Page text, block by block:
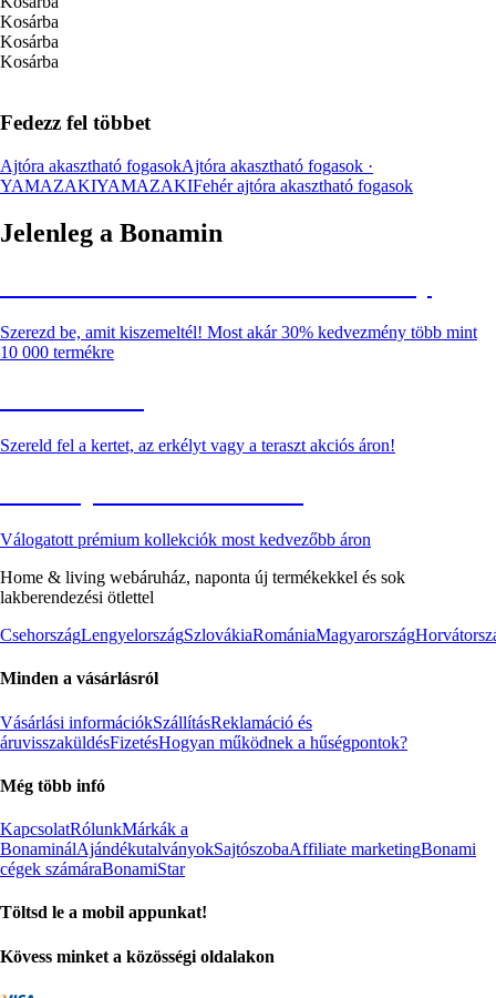
Kosárba
Kosárba
Kosárba
Fedezz fel többet
Ajtóra akasztható fogasokAjtóra akasztható fogasok ·
YAMAZAKIYAMAZAKIFehér ajtóra akasztható fogasok
Jelenleg a Bonamin
Szerezd be, amit kiszemeltél! Most akár 30% kedvezmény több mint
10 000 termékre
Szereld fel a kertet, az erkélyt vagy a teraszt akciós áron!
Válogatott prémium kollekciók most kedvezőbb áron
Home & living webáruház, naponta új termékekkel és sok
lakberendezési ötlettel
CsehországLengyelországSzlovákiaRomániaMagyarország
Minden a vásárlásról
Vásárlási információkSzállításReklamáció és
áruvisszaküldésFizetésHogyan működnek a hűségpontok?
Még több infó
KapcsolatRólunkMárkák a
BonaminálAjándékutalványokSajtószobaAffiliate marketingBonami
cégek számáraBonamiStar
Töltsd le a mobil appunkat!
Kövess minket a közösségi oldalakon